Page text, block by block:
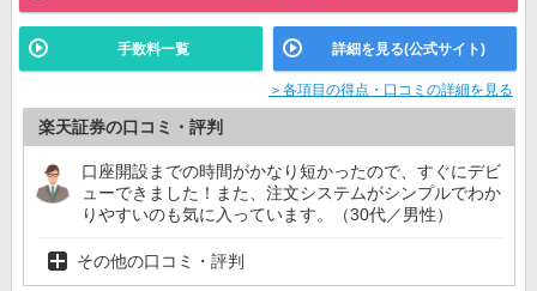
手数料一覧 詳細を見る(公式サイト)
＞各項目の得点・口コミの詳細を見る
楽天証券の口コミ・評判
口座開設までの時間がかなり短かったので、すぐにデビ
ューできました！また、注文システムがシンプルでわか
りやすいのも気に入っています。（30代／男性）
その他の口コミ・評判